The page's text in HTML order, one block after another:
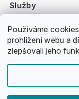
Používáme
prohlížení webu a
zlepšovali jeho
Všeobecné
Služby